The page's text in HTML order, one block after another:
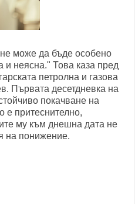
може да бъде особено
и неясна." Това каза пред
петролна и газова
Първата десетдневка на
покачване на
е притеснително,
му към днешна дата не
на понижение.